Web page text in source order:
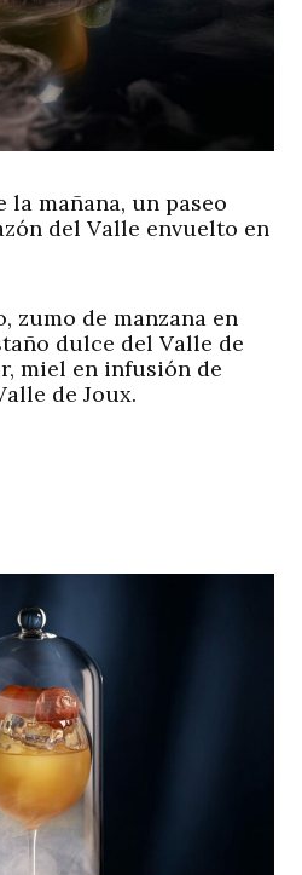
mañana, un paseo
del Valle envuelto en
zumo de manzana en
dulce del Valle de
miel en infusión de
de Joux.